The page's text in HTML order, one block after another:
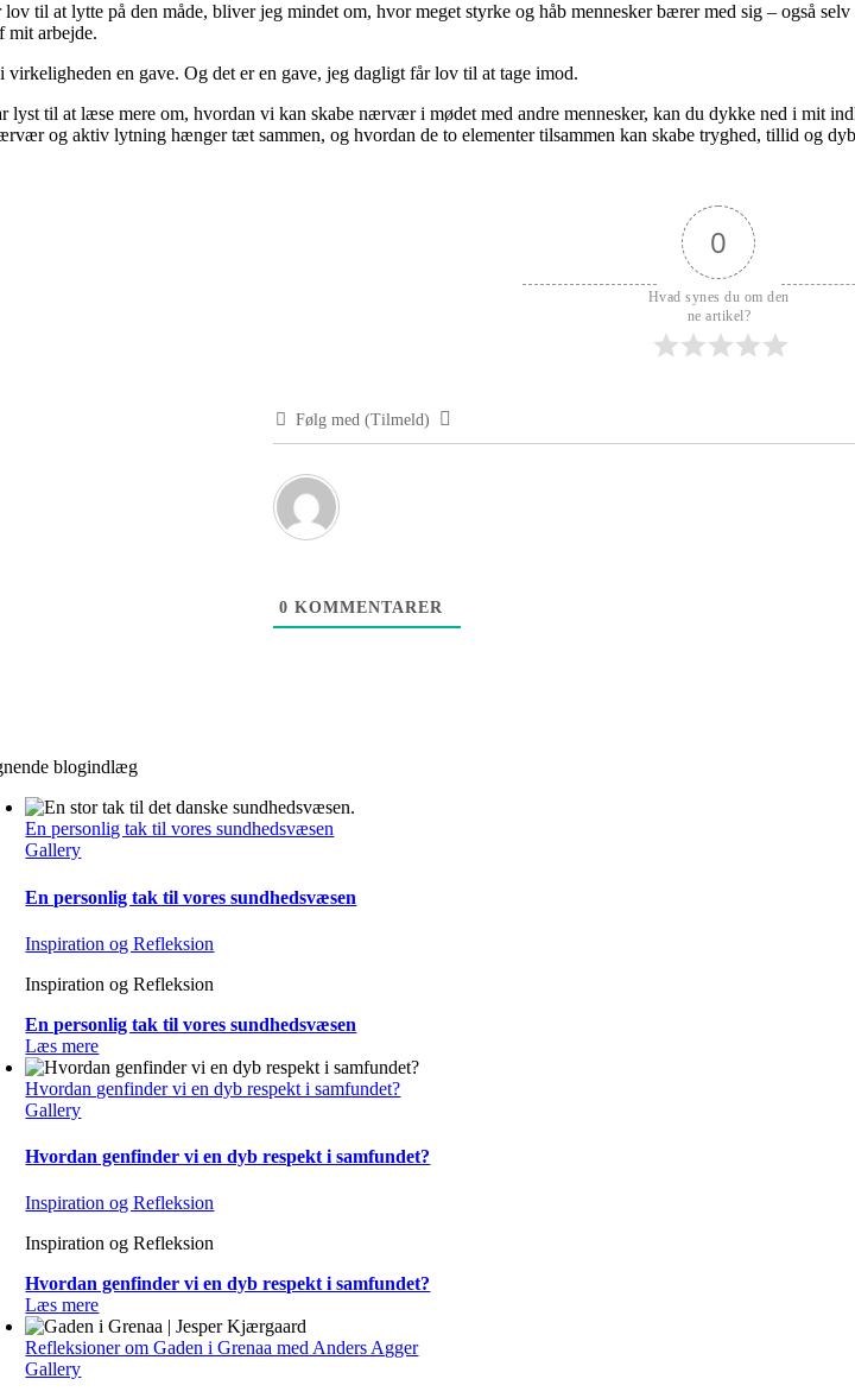
lov til at lytte på den måde, bliver jeg mindet om, hvor meget styrke og håb mennesker bærer med sig – også
mit arbejde.
virkeligheden en gave. Og det er en gave, jeg dagligt får lov til at tage imod.
lyst til at læse mere om, hvordan vi kan skabe nærvær i mødet med andre mennesker, kan du dykke ned i mit
og aktiv lytning hænger tæt sammen, og hvordan de to elementer tilsammen kan skabe tryghed, tillid og
0
Hvad synes du om den
ne artikel?
Følg med (Tilmeld)
0 KOMMENTARER
blogindlæg
En personlig tak til vores sundhedsvæsen
Gallery
En personlig tak til vores sundhedsvæsen
Inspiration og Refleksion
Inspiration og Refleksion
En personlig tak til vores sundhedsvæsen
Læs mere
Hvordan genfinder vi en dyb respekt i samfundet?
Gallery
Hvordan genfinder vi en dyb respekt i samfundet?
Inspiration og Refleksion
Inspiration og Refleksion
Hvordan genfinder vi en dyb respekt i samfundet?
Læs mere
Refleksioner om Gaden i Grenaa med Anders Agger
Gallery